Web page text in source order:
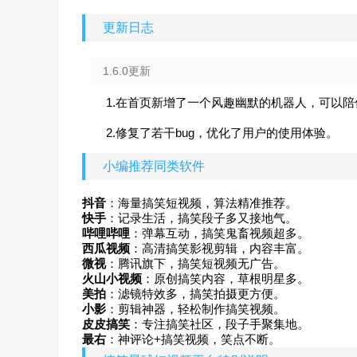
更新日志
1.6.0更新
1.在首页新增了一个风趣幽默的机器人，可以
2.修复了若干bug，优化了用户的使用体验。
小编推荐同类软件
抖音 ：海量搞笑短视频，算法精准推荐。
快手 ：记录生活，搞笑段子多又接地气。
哔哩哔哩 ：弹幕互动，搞笑鬼畜视频超多。
西瓜视频 ：高清搞笑影视剪辑，内容丰富。
微视：腾讯旗下，搞笑短视频无广告。
火山小视频 ：原创搞笑内容，草根明星多。
美拍 ：滤镜特效多，搞笑拍摄更方便。
小影 ：剪辑神器，轻松制作搞笑视频。
皮皮搞笑 ：专注搞笑社区，段子手聚集地。
最右 ：神评论+搞笑视频，笑点不断。